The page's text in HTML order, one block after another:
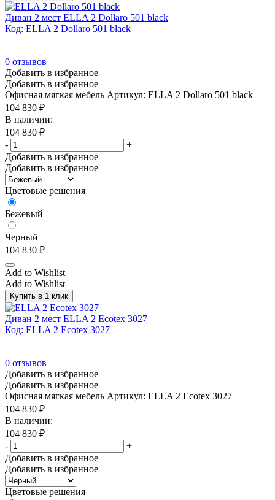
ЛДСП(4)
Лиственница (0)
Ясень
Ширина с подлокотниками (мм)
400(0)
550(0)
600 (0)
800
Высота сиденья max (мм)
600
950(0)
Высота сиденья min (мм)
800(0)
Смотреть
Диван 2 мест ELLA 2 Dollaro 501 black
Код: ELLA 2 Dollaro 501 black
0 отзывов
Добавить в избранное
Добавить в избранное
Офисная мягкая мебель Артикул: ELLA 2 Dollaro 501 black
104 830 ₽
В наличии:
104 830 ₽
-
+
Добавить в избранное
Добавить в избранное
Цветовые решения
Бежевый
Черный
104 830 ₽
Add to Wishlist
Add to Wishlist
Купить в 1 клик
Диван 2 мест ELLA 2 Ecotex 3027
Код: ELLA 2 Ecotex 3027
0 отзывов
Добавить в избранное
Добавить в избранное
Офисная мягкая мебель Артикул: ELLA 2 Ecotex 3027
104 830 ₽
В наличии:
104 830 ₽
-
+
Добавить в избранное
Добавить в избранное
Цветовые решения